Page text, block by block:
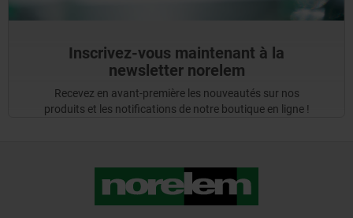
Inscrivez-vous maintenant à la
newsletter norelem
Recevez en avant-première les nouveautés sur nos
produits et les notifications de notre boutique en ligne !